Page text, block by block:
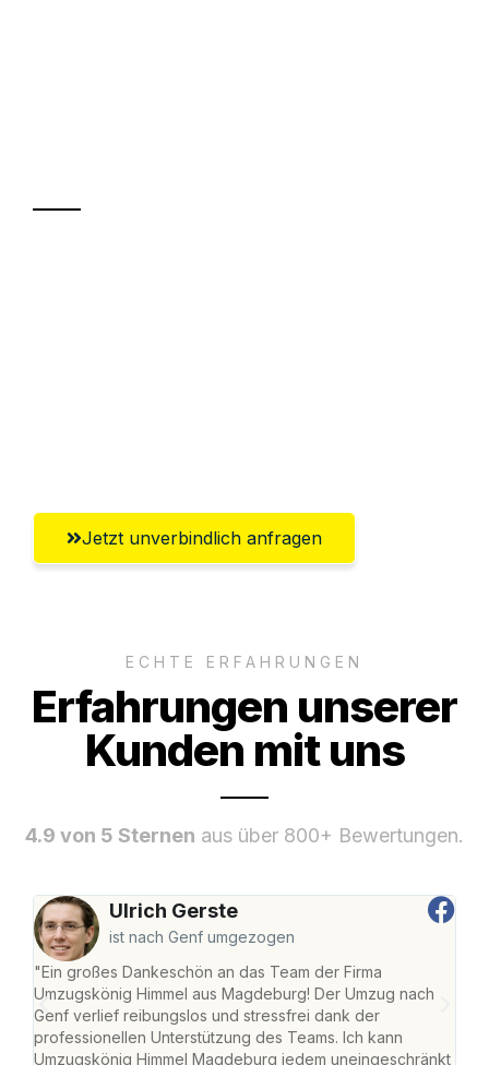
Jetzt unverbindlich anfragen
ECHTE ERFAHRUNGEN
Erfahrungen unserer
Kunden mit uns
4.9 von 5 Sternen aus über 800+ Bewertungen.
Ulrich Gerste
ist nach Genf umgezogen
"Ein großes Dankeschön an das Team der Firma
Umzugskönig Himmel aus Magdeburg! Der Umzug nach
Genf verlief reibungslos und stressfrei dank der
professionellen Unterstützung des Teams. Ich kann
Umzugskönig Himmel Magdeburg jedem uneingeschränkt